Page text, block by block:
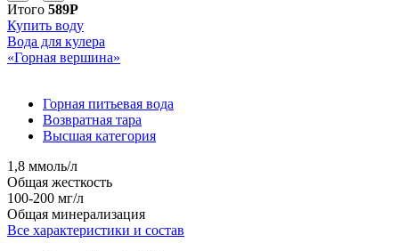
Итого 589Р
Купить воду
Вода для кулера
«Горная вершина»
Горная питьевая вода
Возвратная тара
Высшая категория
1,8 ммоль/л
Общая жесткость
100-200 мг/л
Общая минерализация
Все характеристики и состав